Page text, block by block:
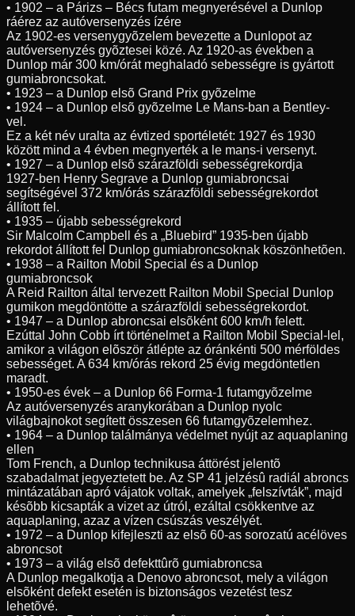
• 1902 – a Párizs – Bécs futam megnyerésével a Dunlop
ráérez az autóversenyzés ízére
Az 1902-es versenygyõzelem bevezette a Dunlopot az
autóversenyzés gyõztesei közé. Az 1920-as években a
Dunlop már 300 km/órát meghaladó sebességre is gyártott
gumiabroncsokat.
• 1923 – a Dunlop elsõ Grand Prix gyõzelme
• 1924 – a Dunlop elsõ gyõzelme Le Mans-ban a Bentley-
vel.
Ez a két név uralta az évtized sportéletét: 1927 és 1930
között mind a 4 évben megnyerték a le mans-i versenyt.
• 1927 – a Dunlop elsõ szárazföldi sebességrekordja
1927-ben Henry Segrave a Dunlop gumiabroncsai
segítségével 372 km/órás szárazföldi sebességrekordot
állított fel.
• 1935 – újabb sebességrekord
Sir Malcolm Campbell és a „Bluebird” 1935-ben újabb
rekordot állított fel Dunlop gumiabroncsoknak köszönhetõen.
• 1938 – a Railton Mobil Special és a Dunlop
gumiabroncsok
A Reid Railton által tervezett Railton Mobil Special Dunlop
gumikon megdöntötte a szárazföldi sebességrekordot.
• 1947 – a Dunlop abroncsai elsõként 600 km/h felett.
Ezúttal John Cobb írt történelmet a Railton Mobil Special-lel,
amikor a világon elõször átlépte az óránkénti 500 mérföldes
sebességet. A 634 km/órás rekord 25 évig megdöntetlen
maradt.
• 1950-es évek – a Dunlop 66 Forma-1 futamgyõzelme
Az autóversenyzés aranykorában a Dunlop nyolc
világbajnokot segített összesen 66 futamgyõzelemhez.
• 1964 – a Dunlop találmánya védelmet nyújt az aquaplaning
ellen
Tom French, a Dunlop technikusa áttörést jelentõ
szabadalmat jegyeztetett be. Az SP 41 jelzésû radiál abroncs
mintázatában apró vájatok voltak, amelyek „felszívták”, majd
késõbb kicsapták a vizet az útról, ezáltal csökkentve az
aquaplaning, azaz a vízen csúszás veszélyét.
• 1972 – a Dunlop kifejleszti az elsõ 60-as sorozatú acélöves
abroncsot
• 1973 – a világ elsõ defekttûrõ gumiabroncsa
A Dunlop megalkotja a Denovo abroncsot, mely a világon
elsõként defekt esetén is biztonságos vezetést tesz
lehetõvé.